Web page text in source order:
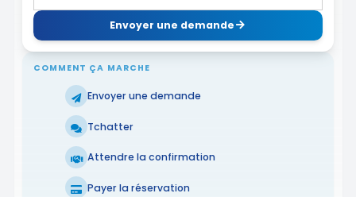
Envoyer une demande
COMMENT ÇA MARCHE
Envoyer une demande
Tchatter
Attendre la confirmation
Payer la réservation